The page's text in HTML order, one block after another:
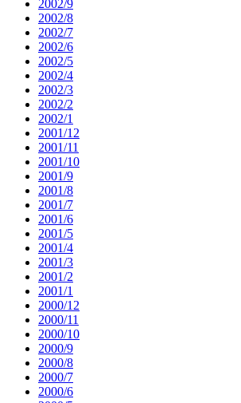
2002/9
2002/8
2002/7
2002/6
2002/5
2002/4
2002/3
2002/2
2002/1
2001/12
2001/11
2001/10
2001/9
2001/8
2001/7
2001/6
2001/5
2001/4
2001/3
2001/2
2001/1
2000/12
2000/11
2000/10
2000/9
2000/8
2000/7
2000/6